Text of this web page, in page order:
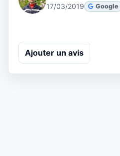
17/03/2019 Google
Ajouter un avis